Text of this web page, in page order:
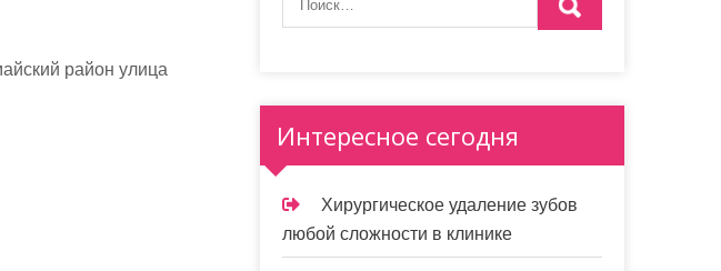
район улица
Интересное сегодня
Хирургическое удаление зубов
любой сложности в клинике